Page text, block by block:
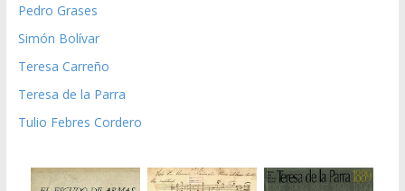
Pedro Grases
Simón Bolívar
Teresa Carreño
Teresa de la Parra
Tulio Febres Cordero